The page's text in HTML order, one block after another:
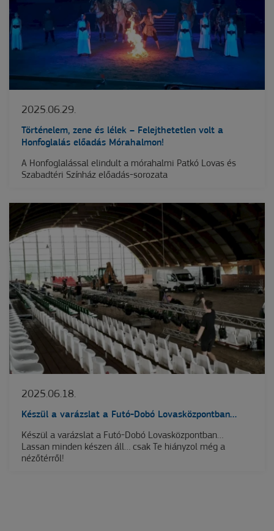
2025.06.29.
Történelem, zene és lélek – Felejthetetlen volt a
Honfoglalás előadás Mórahalmon!
A Honfoglalással elindult a mórahalmi Patkó Lovas és
Szabadtéri Színház előadás-sorozata
2025.06.18.
Készül a varázslat a Futó-Dobó Lovasközpontban…
Készül a varázslat a Futó-Dobó Lovasközpontban…
Lassan minden készen áll… csak Te hiányzol még a
nézőtérről!